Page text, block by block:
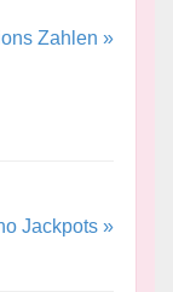
Zahlen »
Jackpots »